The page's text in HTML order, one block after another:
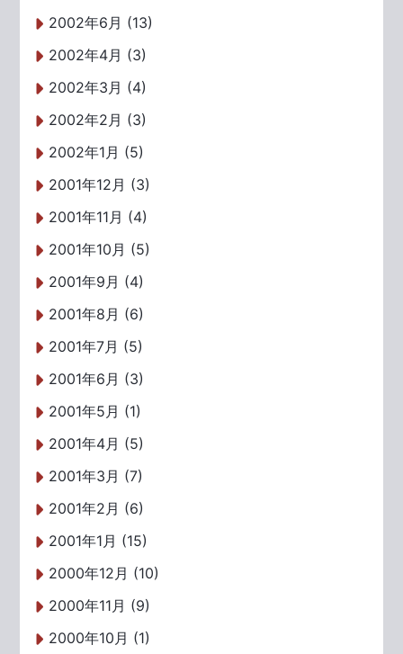
2002年6月 (13)
2002年4月 (3)
2002年3月 (4)
2002年2月 (3)
2002年1月 (5)
2001年12月 (3)
2001年11月 (4)
2001年10月 (5)
2001年9月 (4)
2001年8月 (6)
2001年7月 (5)
2001年6月 (3)
2001年5月 (1)
2001年4月 (5)
2001年3月 (7)
2001年2月 (6)
2001年1月 (15)
2000年12月 (10)
2000年11月 (9)
2000年10月 (1)